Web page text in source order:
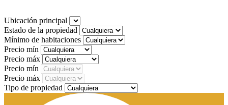
Ubicación principal
Estado de la propiedad
Mínimo de habitaciones
Precio mín
Precio máx
Precio mín
Precio máx
Tipo de propiedad